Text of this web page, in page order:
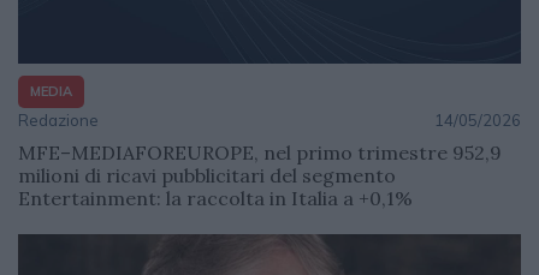
MEDIA
Redazione 14/05/2026
MFE–MEDIAFOREUROPE, nel primo trimestre 952,9
milioni di ricavi pubblicitari del segmento
Entertainment: la raccolta in Italia a +0,1%